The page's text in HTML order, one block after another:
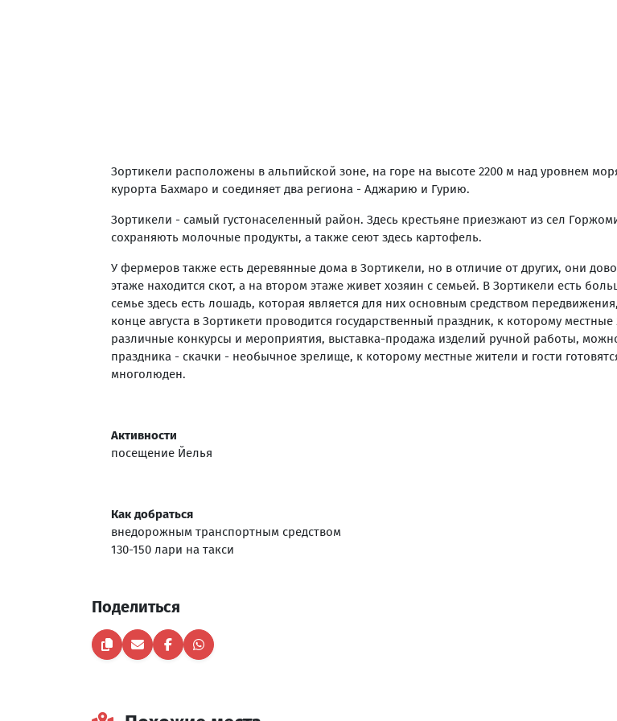
Зортикели расположены в альпийской зоне, на горе на высоте 2200 м над уровнем
курорта Бахмаро и соединяет два региона - Аджарию и Гурию.
Зортикели - самый густонаселенный район. Здесь крестьяне приезжают из сел
сохраняють молочные продукты, а также сеют здесь картофель.
У фермеров также есть деревянные дома в Зортикели, но в отличие от других, они
этаже находится скот, а на втором этаже живет хозяин с семьей. В Зортикели есть
семье здесь есть лошадь, которая является для них основным средством
конце августа в Зортикети проводится государственный праздник, к которому
различные конкурсы и мероприятия, выставка-продажа изделий ручной работы,
праздника - скачки - необычное зрелище, к которому местные жители и гости
многолюден.
Активности
посещение Йелья
Как добраться
внедорожным транспортным средством
130-150 лари на такси
Поделиться